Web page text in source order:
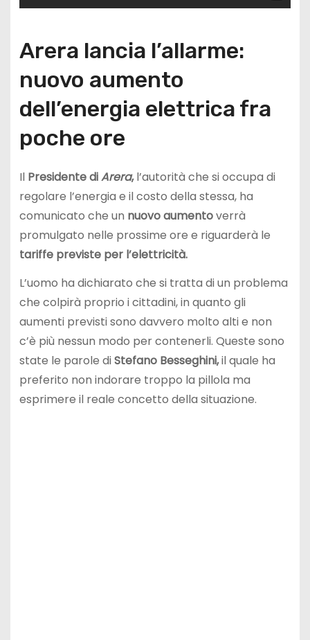
Arera lancia l’allarme:
nuovo aumento
dell’energia elettrica fra
poche ore
Il Presidente diArera,l’autorità che si occupa di
regolare l’energia e il costo della stessa, ha
comunicato che un nuovo aumentoverrà
promulgato nelle prossime ore e riguarderà le
tariffe previste per l’elettricità.
L’uomo ha dichiarato che si tratta di un problema
che colpirà proprio i cittadini, in quanto gli
aumenti previsti sono davvero molto alti e non
c’è più nessun modo per contenerli. Queste sono
state le parole diStefano Besseghini,il quale ha
preferito non indorare troppo la pillola ma
esprimere il reale concetto della situazione.